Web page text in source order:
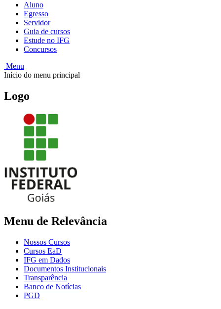
Aluno
Egresso
Servidor
Guia de cursos
Estude no IFG
Concursos
Menu
Início do menu principal
Logo
Menu de Relevância
Nossos Cursos
Cursos EaD
IFG em Dados
Documentos Institucionais
Transparência
Banco de Notícias
PGD